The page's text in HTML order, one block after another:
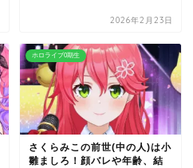
2026年2月23日
ホロライブ0期生
さくらみこの前世(中の人)は小
雛ましろ！顔バレや年齢、結